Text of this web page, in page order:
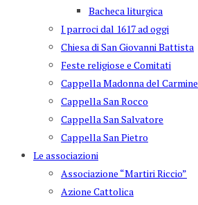
Bacheca liturgica
I parroci dal 1617 ad oggi
Chiesa di San Giovanni Battista
Feste religiose e Comitati
Cappella Madonna del Carmine
Cappella San Rocco
Cappella San Salvatore
Cappella San Pietro
Le associazioni
Associazione “Martiri Riccio”
Azione Cattolica